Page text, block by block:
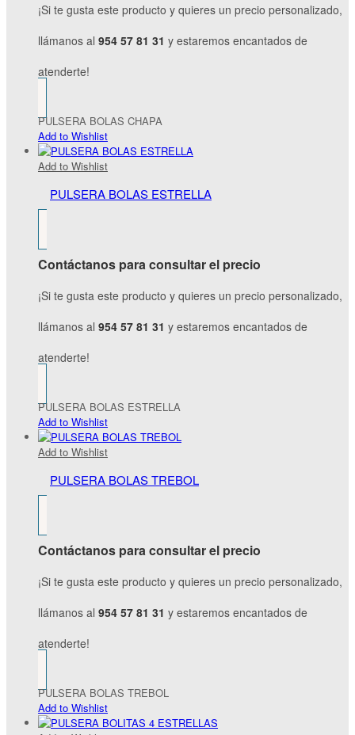
¡Si te gusta este producto y quieres un precio personalizado,
llámanos al 954 57 81 31 y estaremos encantados de
atenderte!
PULSERA BOLAS CHAPA
Add to Wishlist
Add to Wishlist
PULSERA BOLAS ESTRELLA
Contáctanos para consultar el precio
¡Si te gusta este producto y quieres un precio personalizado,
llámanos al 954 57 81 31 y estaremos encantados de
atenderte!
PULSERA BOLAS ESTRELLA
Add to Wishlist
Add to Wishlist
PULSERA BOLAS TREBOL
Contáctanos para consultar el precio
¡Si te gusta este producto y quieres un precio personalizado,
llámanos al 954 57 81 31 y estaremos encantados de
atenderte!
PULSERA BOLAS TREBOL
Add to Wishlist